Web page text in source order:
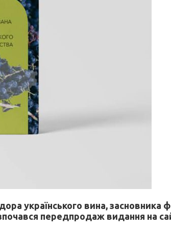
українського вина,
передпродаж видання на